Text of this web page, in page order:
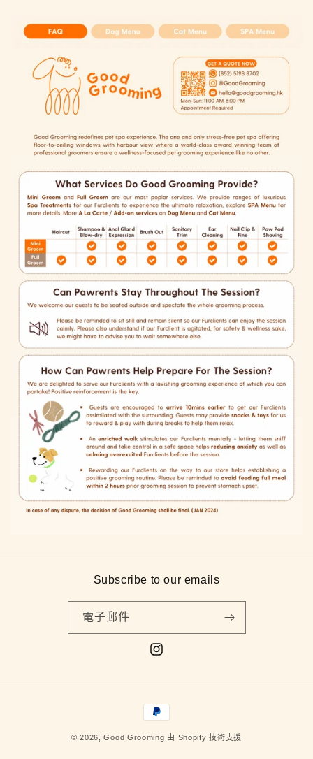
Subscribe to our emails
電子郵件
Instagram
付
方
© 2026,Good Grooming 由 Shopify 技術支援